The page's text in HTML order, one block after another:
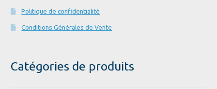
Politique de confidentialité
Conditions Générales de Vente
Catégories de produits